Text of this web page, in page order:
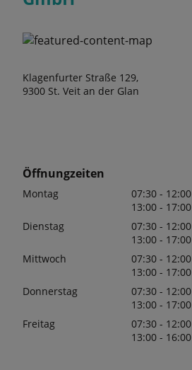
Klagenfurter Straße 129,
9300 St. Veit an der Glan
Öffnungzeiten
Montag
07:30 - 12:00
13:00 - 17:00
Dienstag
07:30 - 12:00
13:00 - 17:00
Mittwoch
07:30 - 12:00
13:00 - 17:00
Donnerstag
07:30 - 12:00
13:00 - 17:00
Freitag
07:30 - 12:00
13:00 - 16:00